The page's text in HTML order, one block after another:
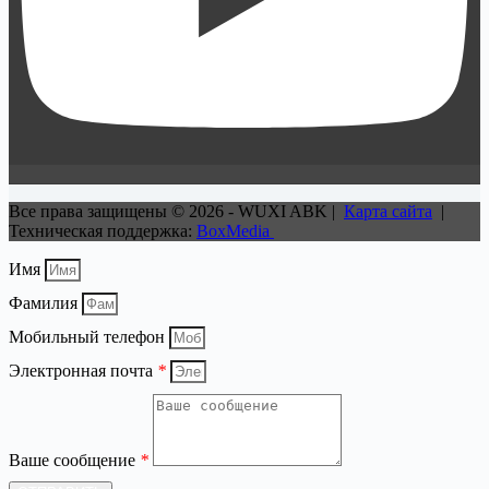
Все права защищены © 2026 - WUXI ABK | Карта сайта |
Техническая поддержка: BoxMedia
Имя
Фамилия
Мобильный телефон
Электронная почта *
Ваше сообщение *